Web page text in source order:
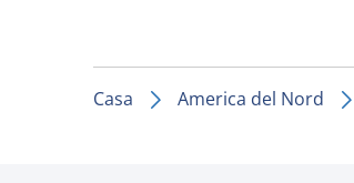
Casa America del Nord